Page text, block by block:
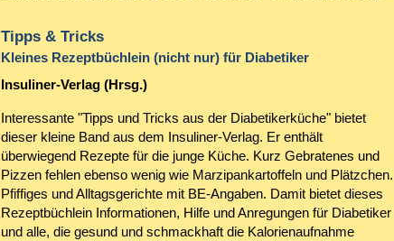
Tipps & Tricks
Kleines Rezeptbüchlein (nicht nur) für Diabetiker
Insuliner-Verlag (Hrsg.)
Interessante "Tipps und Tricks aus der Diabetikerküche" bietet
dieser kleine Band aus dem Insuliner-Verlag. Er enthält
überwiegend Rezepte für die junge Küche. Kurz Gebratenes und
Pizzen fehlen ebenso wenig wie Marzipankartoffeln und Plätzchen.
Pfiffiges und Alltagsgerichte mit BE-Angaben. Damit bietet dieses
Rezeptbüchlein Informationen, Hilfe und Anregungen für Diabetiker
und alle, die gesund und schmackhaft die Kalorienaufnahme